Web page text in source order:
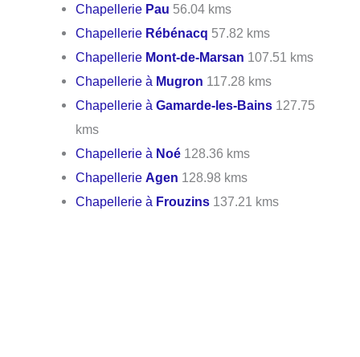
Chapellerie Pau 56.04 kms
Chapellerie Rébénacq 57.82 kms
Chapellerie Mont-de-Marsan 107.51 kms
Chapellerie à Mugron 117.28 kms
Chapellerie àGamarde-les-Bains 127.75
kms
Chapellerie à Noé 128.36 kms
ChapellerieAgen 128.98 kms
Chapellerie à Frouzins 137.21 kms